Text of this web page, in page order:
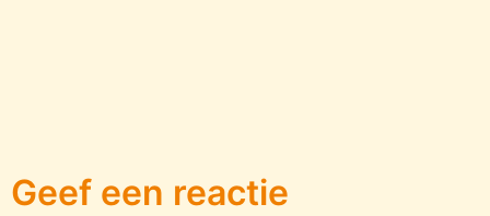
Geef een reactie